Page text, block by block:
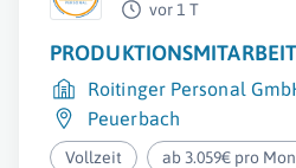
vor 1 T
Roitinger Personal
Peuerbach
Vollzeit ab 3.059€ pro